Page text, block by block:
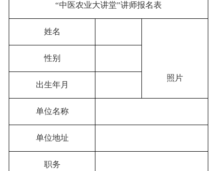
“中医农业大讲堂”讲师报名表
姓名
照片
性别
出生年月
单位名称
单位地址
职务